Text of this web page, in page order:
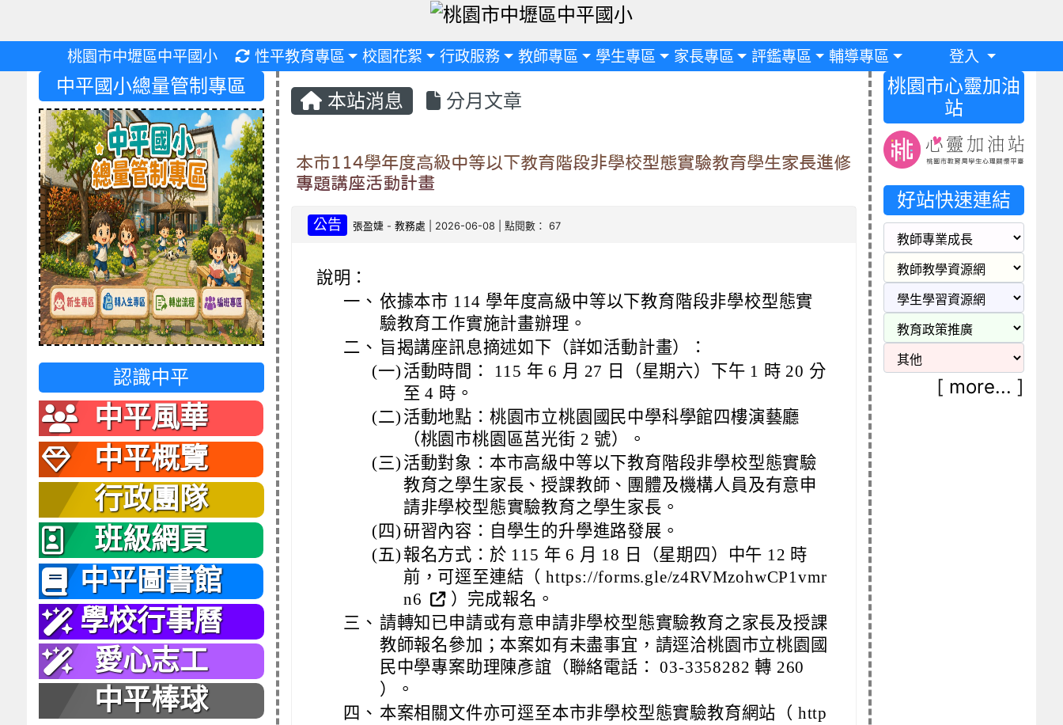
桃園市中壢區中平國小 重新取得佈景設定
性平教育專區 校園花絮 行政服務 教師專區 學生專區 家長專區 評鑑專區 輔導專區 登入
本站消息 分月文章
本市114學年度高級中等以下教育階段非學校型態實驗教育學生家長進修
專題講座活動計畫
公告 張盈婕 -教務處 | 2026-06-08 | 點閱數： 67
說明：
一、 依據本市 114 學年度高級中等以下教育階段非學校型態實
驗教育工作實施計畫辦理。
二、 旨揭講座訊息摘述如下（詳如活動計畫）：
(一) 活動時間： 115 年 6 月 27 日（星期六）下午 1 時 20 分
至 4 時。
(二) 活動地點：桃園市立桃園國民中學科學館四樓演藝廳
（桃園市桃園區莒光街 2 號）。
(三) 活動對象：本市高級中等以下教育階段非學校型態實驗
教育之學生家長、授課教師、團體及機構人員及有意申
請非學校型態實驗教育之學生家長。
(四)研習內容：自學生的升學進路發展。
(五) 報名方式：於 115 年 6 月 18 日（星期四）中午 12 時
前，可逕至連結（ https://forms.gle/z4RVMzohwCP1vmr
n6
）完成報名。
三、 請轉知已申請或有意申請非學校型態實驗教育之家長及授課
教師報名參加；本案如有未盡事宜，請逕洽桃園市立桃園國
民中學專案助理陳彥誼（聯絡電話： 03-3358282 轉 260
）。
四、 本案相關文件亦可逕至本市非學校型態實驗教育網站（ http
中平國小總量管制專區
認識中平
中平風華
中平概覽
行政團隊
班級網頁
中平圖書館
學校行事曆
愛心志工
中平棒球
桃園市心靈加油
站
好站快速連結
[ more... ]